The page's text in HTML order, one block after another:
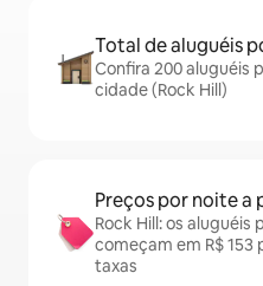
Total de aluguéis
Confira 200 aluguéis
cidade (Rock Hill)
Preços por noite a
Rock Hill: os
começam em R$
taxas